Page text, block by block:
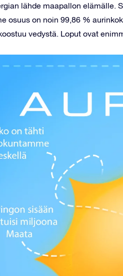
lähde maapallon elämälle.
osuus on noin 99,86 %
vedystä. Loput ovat